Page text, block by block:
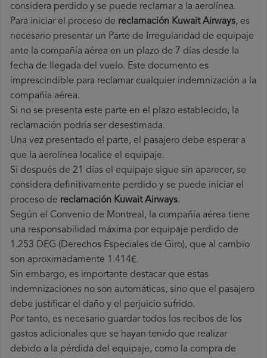
considera perdido y se puede reclamar a la aerolínea.
Para iniciar el proceso de reclamación Kuwait Airways, es
necesario presentar un Parte de Irregularidad de equipaje
ante la compañía aérea en un plazo de 7 días desde la
fecha de llegada del vuelo. Este documento es
imprescindible para reclamar cualquier indemnización a la
compañía aérea.
Si no se presenta este parte en el plazo establecido, la
reclamación podría ser desestimada.
Una vez presentado el parte, el pasajero debe esperar a
que la aerolínea localice el equipaje.
Si después de 21 días el equipaje sigue sin aparecer, se
considera definitivamente perdido y se puede iniciar el
proceso de reclamación Kuwait Airways.
Según el Convenio de Montreal, la compañía aérea tiene
una responsabilidad máxima por equipaje perdido de
1.253 DEG (Derechos Especiales de Giro), que al cambio
son aproximadamente 1.414€.
Sin embargo, es importante destacar que estas
indemnizaciones no son automáticas, sino que el pasajero
debe justificar el daño y el perjuicio sufrido.
Por tanto, es necesario guardar todos los recibos de los
gastos adicionales que se hayan tenido que realizar
debido a la pérdida del equipaje, como la compra de